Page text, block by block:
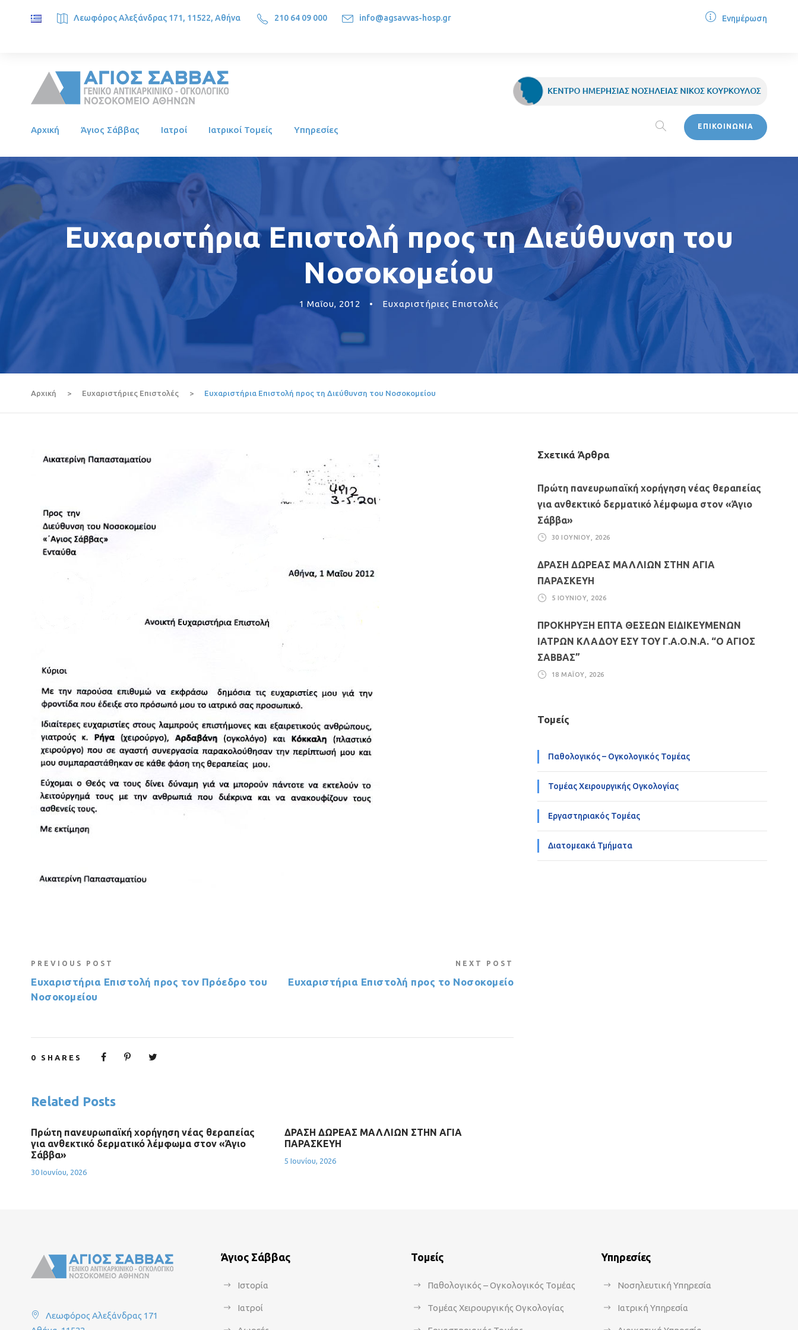
Λεωφόρος Αλεξάνδρας 171, 11522, Αθήνα 210 64 09 000 info@agsavvas-hosp.gr Ενημέρωση
Αρχική Άγιος Σάββας Ιατροί Ιατρικοί Τομείς Υπηρεσίες ΕΠΙΚΟΙΝΩΝΙΑ
Ευχαριστήρια Επιστολή προς τη Διεύθυνση του
Νοσοκομείου
1 Μαΐου, 2012 • Ευχαριστήριες Επιστολές
Αρχική > Ευχαριστήριες Επιστολές > Ευχαριστήρια Επιστολή προς τη Διεύθυνση του Νοσοκομείου
PREVIOUS POST
Ευχαριστήρια Επιστολή προς τον Πρόεδρο του
Νοσοκομείου
NEXT POST
Ευχαριστήρια Επιστολή προς το Νοσοκομείο
0 SHARES
Related Posts
Πρώτη πανευρωπαϊκή χορήγηση νέας θεραπείας
για ανθεκτικό δερματικό λέμφωμα στον «Άγιο
Σάββα»
30 Ιουνίου, 2026
ΔΡΑΣΗ ΔΩΡΕΑΣ ΜΑΛΛΙΩΝ ΣΤΗΝ ΑΓΙΑ
ΠΑΡΑΣΚΕΥΗ
5 Ιουνίου, 2026
Σχετικά Άρθρα
Πρώτη πανευρωπαϊκή χορήγηση νέας θεραπείας
για ανθεκτικό δερματικό λέμφωμα στον «Άγιο
Σάββα»
30 ΙΟΥΝΊΟΥ, 2026
ΔΡΑΣΗ ΔΩΡΕΑΣ ΜΑΛΛΙΩΝ ΣΤΗΝ ΑΓΙΑ
ΠΑΡΑΣΚΕΥΗ
5 ΙΟΥΝΊΟΥ, 2026
ΠΡΟΚΗΡΥΞΗ ΕΠΤΑ ΘΕΣΕΩΝ ΕΙΔΙΚΕΥΜΕΝΩΝ
ΙΑΤΡΩΝ ΚΛΑΔΟΥ ΕΣΥ ΤΟΥ Γ.Α.Ο.Ν.Α. “Ο ΑΓΙΟΣ
ΣΑΒΒΑΣ”
18 ΜΑΪ́ΟΥ, 2026
Τομείς
Παθολογικός – Ογκολογικός Τομέας
Τομέας Χειρουργικής Ογκολογίας
Εργαστηριακός Τομέας
Διατομεακά Τμήματα
Λεωφόρος Αλεξάνδρας 171
Άγιος Σάββας
Ιστορία
Ιατροί
Τομείς
Παθολογικός – Ογκολογικός Τομέας
Τομέας Χειρουργικής Ογκολογίας
Υπηρεσίες
Νοσηλευτική Υπηρεσία
Ιατρική Υπηρεσία